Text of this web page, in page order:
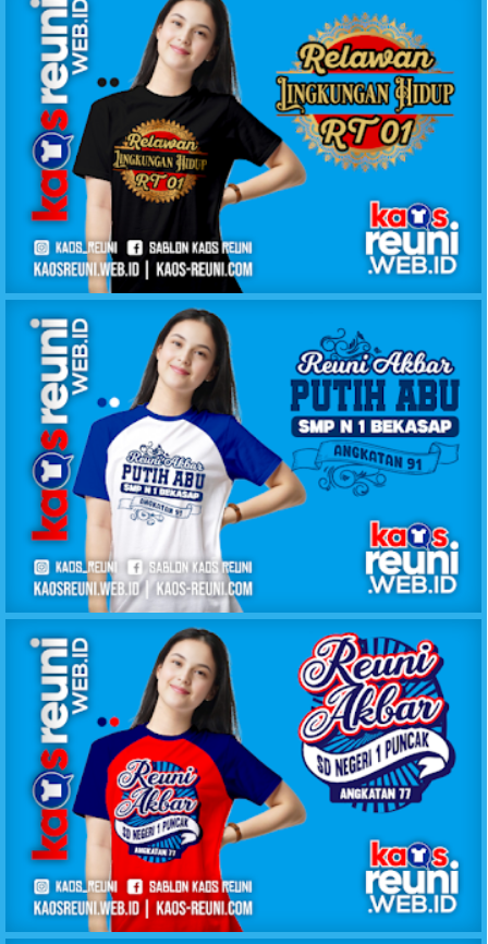
KAOS RELAWAN LINGKUNGAN HIDUP RT1
KAOS REUNI AKBAR PUTIH BIRU SMPN 1 BEKASAP
KAOS REUNI AKBAR SD NEGERI 1 PUNCAK